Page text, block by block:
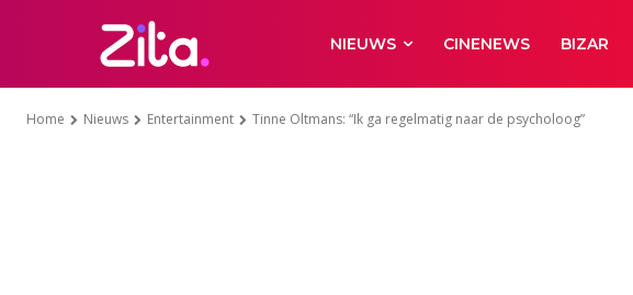
NIEUWS CINENEWS BIZAR
Home Nieuws Entertainment Tinne Oltmans: “Ik ga regelmatig naar de psycholoog”